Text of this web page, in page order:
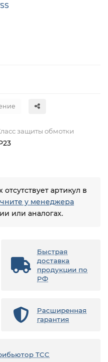
защиты обмотки
артикул в
у менеджера
или аналогах.
Быстрая
доставка
продукции по
РФ
Расширенная
гарантия
ТСС